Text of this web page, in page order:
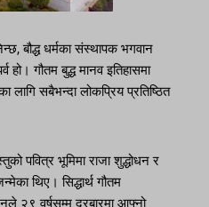
बौद्ध धर्मका संस्थापक भगवान
हो। गौतम बुद्ध मानव इतिहासमा
लागि सबैभन्दा लोकप्रिय प्रतिष्ठित
पवित्र भूमिमा राजा शुद्धोधन र
थिए। सिद्धार्थ गौतम
२९ वर्षसम्म दरबारमा आफ्नो